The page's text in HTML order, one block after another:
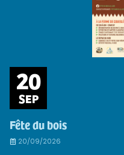
20
SEP
Fête du bois
20/09/2026